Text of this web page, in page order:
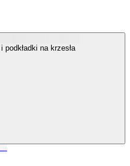
na krzesła